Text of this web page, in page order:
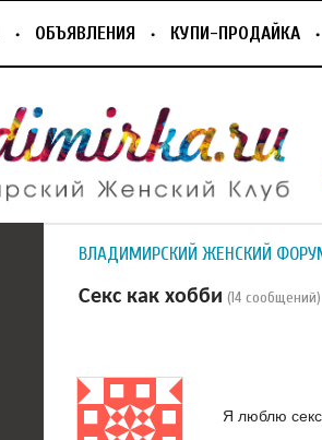
ОБЪЯВЛЕНИЯ КУПИ-ПРОДАЙКА
ВЛАДИМИРСКИЙ ЖЕНСКИЙ
Секс как хобби (14 сообщений)
Я люблю секс